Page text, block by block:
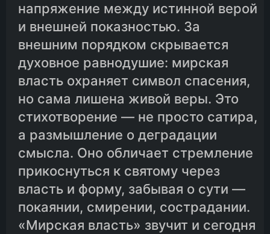
напряжение между истинной верой
и внешней показностью. За
внешним порядком скрывается
духовное равнодушие: мирская
власть охраняет символ спасения,
но сама лишена живой веры. Это
стихотворение — не просто сатира,
а размышление о деградации
смысла. Оно обличает стремление
прикоснуться к святому через
власть и форму, забывая о сути —
покаянии, смирении, сострадании.
«Мирская власть» звучит и сегодня